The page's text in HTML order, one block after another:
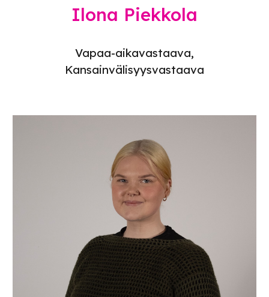
Ilona Piekkola
Vapaa-aikavastaava,
Kansainvälisyysvastaava